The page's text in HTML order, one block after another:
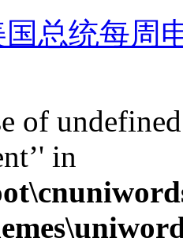
国总统每周
of
in